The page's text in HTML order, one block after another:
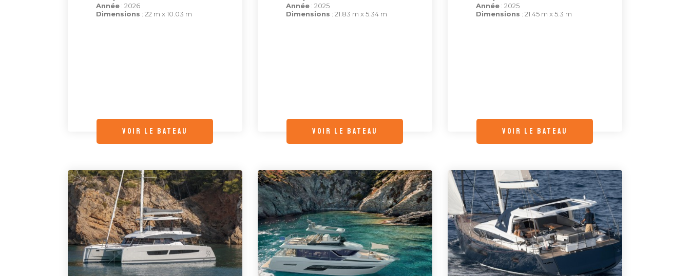
Année : 2026
Dimensions : 22 m x 10.03 m
voir le bateau
Année: 2025
Dimensions : 21.83 m x 5.34 m
voir le bateau
Année: 2025
Dimensions : 21.45 m x 5.3 m
voir le bateau